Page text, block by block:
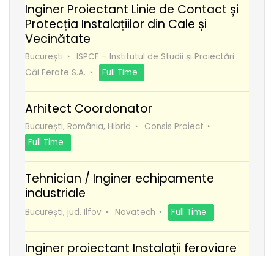
Inginer Proiectant Linie de Contact și
Protecția Instalațiilor din Cale și
Vecinătate
București
ISPCF – Institutul de Studii și Proiectări
Căi Ferate S.A.
Full Time
Arhitect Coordonator
București, România, Hibrid
Consis Proiect
Full Time
Tehnician / Inginer echipamente
industriale
București, jud. Ilfov Novatech Full Time
Inginer proiectant Instalații feroviare